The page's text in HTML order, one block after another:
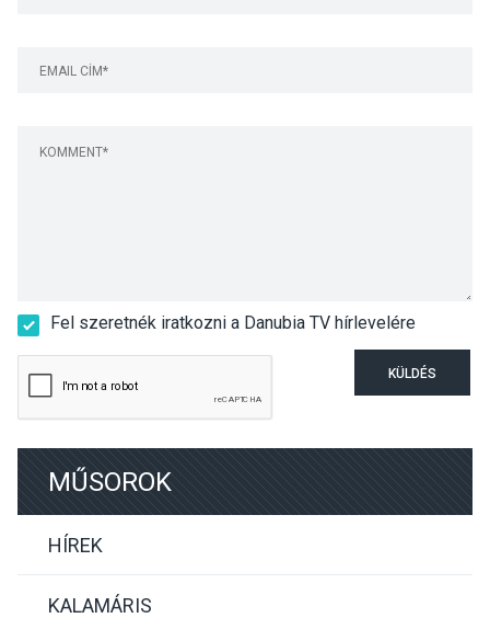
Fel szeretnék iratkozni a Danubia TV hírlevelére
KÜLDÉS
MŰSOROK
HÍREK
KALAMÁRIS